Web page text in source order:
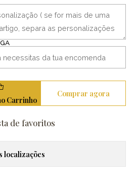
Carrinho
Comprar agora
de favoritos
localizações